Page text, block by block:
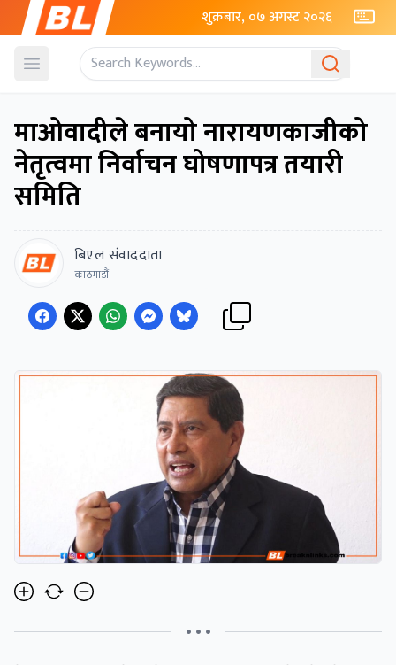
शुक्रबार, ०७ अगस्ट २०२६
Open menu
माओवादीले बनायो नारायणकाजीको
नेतृत्वमा निर्वाचन घोषणापत्र तयारी
समिति
बिएल संवाददाता
काठमाडौं
• • •